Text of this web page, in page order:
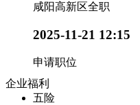
咸阳高新区全职
2025-11-21 12:15
申请职位
企业福利
五险